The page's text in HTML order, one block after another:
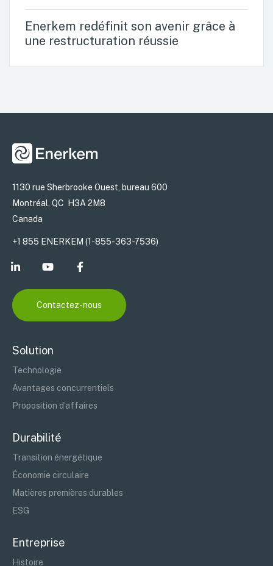
Enerkem redéfinit son avenir grâce à
une restructuration réussie
1130 rue Sherbrooke Ouest, bureau 600
Montréal, QC H3A 2M8
Canada
+1 855 ENERKEM (1-855-363-7536)
Contactez-nous
Solution
Technologie
Avantages concurrentiels
Proposition d’affaires
Durabilité
Transition énergétique
Économie circulaire
Matières premières durables
ESG
Entreprise
Histoire